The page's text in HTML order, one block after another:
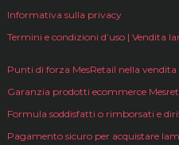
Informativa sulla privacy
Termini e condizioni d’uso | Vendita
Punti di forza MesRetail nella
Garanzia prodotti ecommerce
Formula soddisfatti o rimborsati e
Pagamento sicuro per acquistare